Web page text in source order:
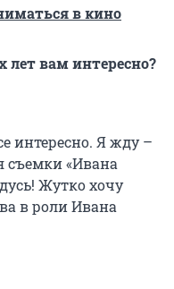
в кино
лет вам интересно?
интересно. Я жду –
съемки «Ивана
Жутко хочу
в роли Ивана